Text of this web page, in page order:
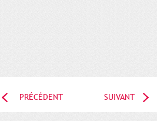
PRÉCÉDENT SUIVANT